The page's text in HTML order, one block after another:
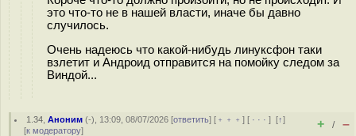
это что-то не в нашей власти, иначе бы давно
случилось.
Очень надеюсь что какой-нибудь линуксфон таки
взлетит и Андроид отправится на помойку следом за
Виндой...
1.34 ,Аноним (-), 13:09, 08/07/2026 [ответить] [ ﹢﹢﹢] [ · · ·][↑]
[к модератору] + / –